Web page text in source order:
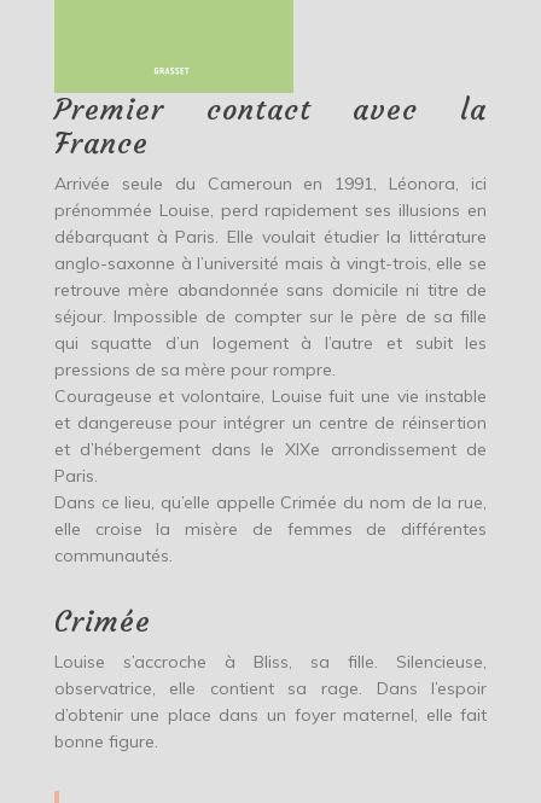
Premier contact avec la
France
Arrivée seule du Cameroun en 1991, Léonora, ici
prénommée Louise, perd rapidement ses illusions en
débarquant à Paris. Elle voulait étudier la littérature
anglo-saxonne à l’université mais à vingt-trois, elle se
retrouve mère abandonnée sans domicile ni titre de
séjour. Impossible de compter sur le père de sa fille
qui squatte d’un logement à l’autre et subit les
pressions de sa mère pour rompre.
Courageuse et volontaire, Louise fuit une vie instable
et dangereuse pour intégrer un centre de réinsertion
et d’hébergement dans le XIXe arrondissement de
Paris.
Dans ce lieu, qu’elle appelle Crimée du nom de la rue,
elle croise la misère de femmes de différentes
communautés.
Crimée
Louise s’accroche à Bliss, sa fille. Silencieuse,
observatrice, elle contient sa rage. Dans l’espoir
d’obtenir une place dans un foyer maternel, elle fait
bonne figure.